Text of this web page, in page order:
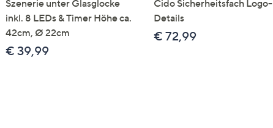
Szenerie unter Glasglocke
inkl. 8 LEDs & Timer Höhe ca.
42cm, Ø 22cm
€ 39,99
Cido Sicherheitsfach Logo-
Details
€ 72,99